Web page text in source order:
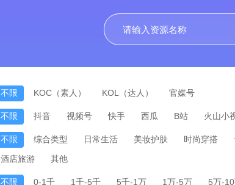
不限 KOC（素人） KOL（达人） 官媒号
不限 抖音 视频号 快手 西瓜 B站 火山小
不限 综合类型 日常生活 美妆护肤 时尚穿搭
酒店旅游
其他
不限 0-1千 1千-5千 5千-1万 1万-5万 5万-